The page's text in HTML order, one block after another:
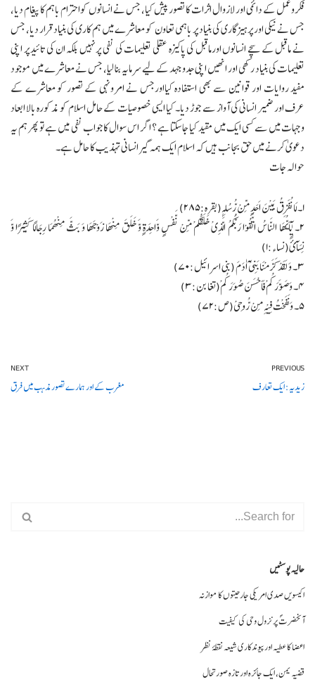
فکروعمل کے دائمی اور لازوال اثرات کا تصور پیش کیا، جس نے انسانوں کواحترام باہم کا پیغام دیا،
جس نے نیکی اور پرہیزگاری کی بنیاد پر باہمی تعاون کو معاشرے میں ہم کاری کی بنیاد قرار دیا، جس
نے ماقبل کے سچے انسانوں اورماقبل کی پاکیزہ عقلی تعلیمات کی نفی پر نہیں بلکہ ان کی تائید پر اپنی
تعلیمات کی بنیاد رکھی اور انھیں اپنی جدوجہد کے لیے سرمایہ بنا لیا، جس نے معاشرے میں موجود
مفید روایات اور قوانین سے بھی استفادہ کیااورجس نے امرونہی کے تصور کو معاشرے کے
عرف اور ضمیر انسانی کی آواز سے جوڑ دیا۔ کیا ایسی خصوصیات کے حامل اسلام کو مذکورہ بالا ابعاد
وجہات میں سے کسی ایک میں مقید کیا جاسکتا ہے ؟ اگر اس سوال کا جواب نفی میں ہے تو پھر ہم یہ
دعویٰ کرنے میں حق بجانب ہیں کہ اسلام ایک ہمہ گیر انسانی تہذیب کا حامل ہے۔
حوالہ جات
۱۔ لَا نُفَرِّقُ بَیْنَ اَحَدٍ مِّنْ رُّسُلِہٖ(بقرہ:۲۸۵)
۲۔ یٰٓاَیُّھَا النَّاسُ اتَّقُوْا رَبَّکُمُ الَّذِیْ خَلَقَکُمْ مِّنْ نَّفْسٍ وَّاحِدَۃٍ وَّ خَلَقَ مِنْھَا زَوْجَھَا وَ بَثَّ مِنْھُمَا رِجَالًا کَثِیْرًا وَّ
نِسَآئً(نساء:۱)
۳۔ وَ لَقَدْ کَرَّمْنَا بَنِیْٓ اٰدَمَ (بنی اسرائیل:۷۰)
۴۔ وَصَوَّرَکُمْ فَاَحْسَنَ صُوَرَکُمْ(تغابن:۳)
۵۔ وَنَفَخْتُ فِیْہِ مِنْ رُّوحِیْ(ص:۷۲)
PREVIOUS
زیدیہ: ایک تعارف
NEXT
مغرب کے اور ہمارے تصور مذہب میں فرق
حالیہ پوسٹیں
اکیسویں صدی امریکی جارحیتوں کا موازنہ
آنحضرتؐ پر نزول وحی کی کیفیت
اعضا کا عطیہ اورپیوندکاری شیعہ نقطۂ نظر
قضیہ یمن، ایک جائزہ اور تازہ صورتحال